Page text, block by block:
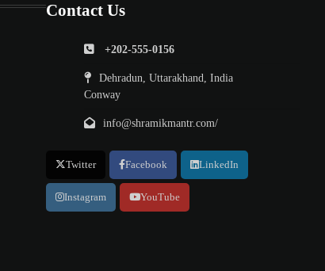
Contact Us
+202-555-0156
Dehradun, Uttarakhand, India
Conway
info@shramikmantr.com/
Twitter Facebook LinkedIn
Instagram YouTube